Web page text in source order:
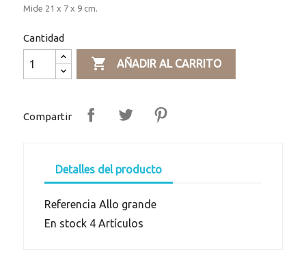
Mide 21 x 7 x 9 cm.
Cantidad
 AÑADIR AL CARRITO
Compartir
Detalles del producto
Referencia Allo grande
En stock 4 Artículos